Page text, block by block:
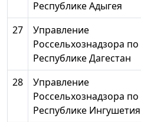
Республике Адыгея
27
Управление
Россельхознадзора по
Республике Дагестан
28
Управление
Россельхознадзора по
Республике Ингушетия